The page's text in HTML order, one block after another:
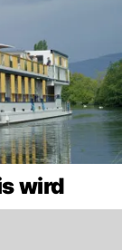
wird